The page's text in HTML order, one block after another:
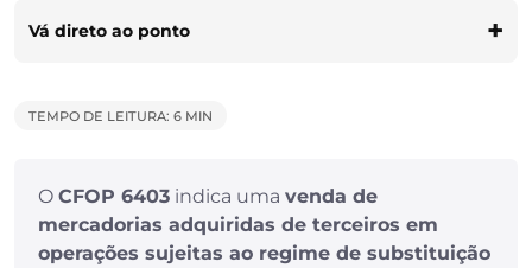
Vá direto ao ponto
TEMPO DE LEITURA: 6 MIN
O CFOP 6403 indica uma venda de
mercadorias adquiridas de terceiros em
operações sujeitas ao regime de substituição